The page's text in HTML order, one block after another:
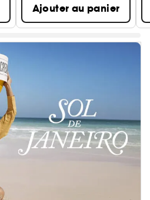
Ajouter au panier